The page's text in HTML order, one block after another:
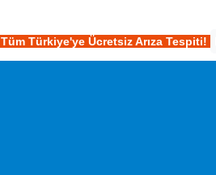
Tüm Türkiye'ye Ücretsiz Arıza Tespiti!